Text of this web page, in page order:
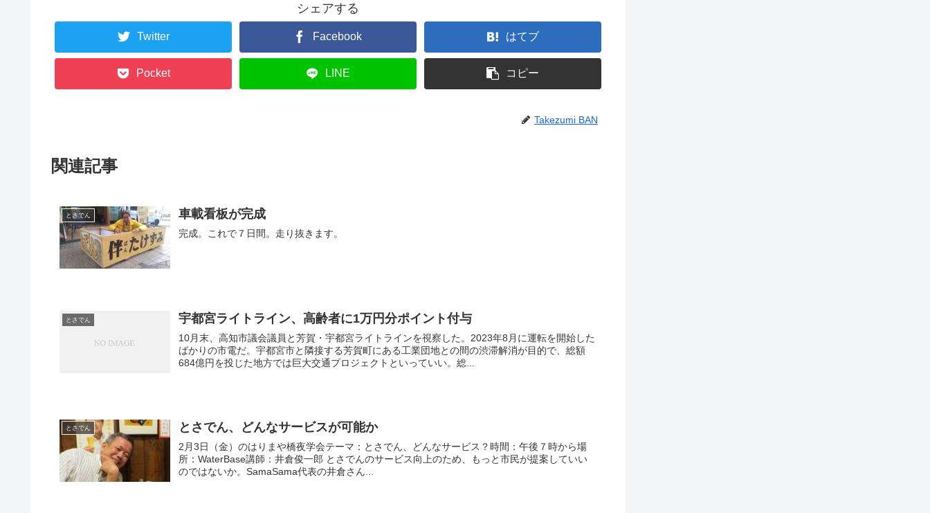
シェアする
Twitter Facebook はてブ
Pocket LINE コピー
Takezumi BAN
関連記事
とさでん 車載看板が完成
完成。これで７日間。走り抜きます。
とさでん 宇都宮ライトライン、高齢者に1万円分ポイント付与
10月末、高知市議会議員と芳賀・宇都宮ライトラインを視察した。2023年8月に運転を開始した
ばかりの市電だ。宇都宮市と隣接する芳賀町にある工業団地との間の渋滞解消が目的で、総額
684億円を投じた地方では巨大交通プロジェクトといっていい。総...
とさでん とさでん、どんなサービスが可能か
2月3日（金）のはりまや橋夜学会テーマ：とさでん、どんなサービス？時間：午後７時から場
所：WaterBase講師：井倉俊一郎 とさでんのサービス向上のため、もっと市民が提案していい
のではないか。SamaSama代表の井倉さん...